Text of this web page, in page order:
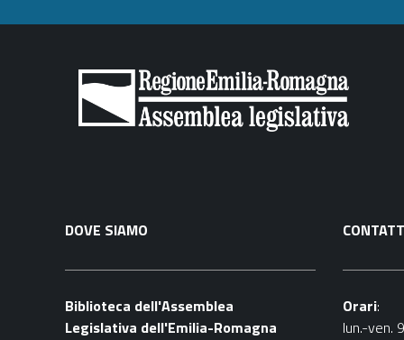
DOVE SIAMO
Biblioteca dell'Assemblea
Legislativa dell'Emilia-Romagna
Orari:
lun.-ven.